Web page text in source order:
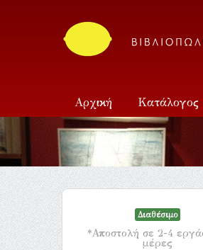
Αρχική Κατάλογος
Επικοινωνία
Διαθέσιμο
*Αποστολή σε 2-4
μέρες